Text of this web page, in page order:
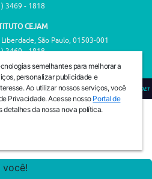
3469 - 1818
CEJAM
São Paulo, 01503-001
3469 - 1818
PREVENIR É VIVER COM QUALIDADE!
semelhantes para melhorar a
personalizar publicidade e
Ao utilizar nossos serviços, você
Privacidade. Acesse nosso Portal de
detalhes da nossa nova política.
você!